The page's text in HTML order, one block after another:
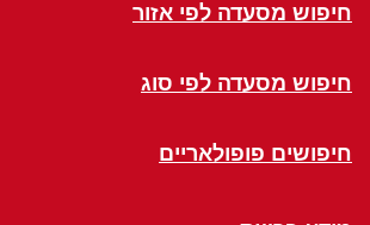
חיפוש מסעדה לפי אזור
חיפוש מסעדה לפי סוג
חיפושים פופולאריים